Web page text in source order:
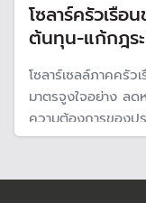
โซลาร์ครัวเรื
ต้นทุน-แก้กฎร
โซลาร์เซลล์ภาคครั
มาตรจูงใจอย่าง ล
ความต้องการของ
การติดตั้งที่ยังสูง แ